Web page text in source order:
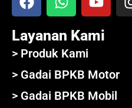
Layanan Kami
> Produk Kami
> Gadai BPKB Motor
> Gadai BPKB Mobil